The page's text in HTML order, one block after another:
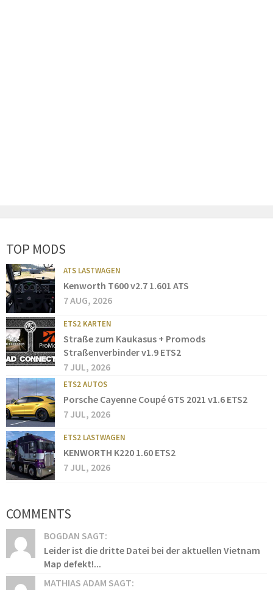
TOP MODS
ATS LASTWAGEN
Kenworth T600 v2.7 1.601 ATS
7 AUG, 2026
ETS2 KARTEN
Straße zum Kaukasus + Promods
Straßenverbinder v1.9 ETS2
7 JUL, 2026
ETS2 AUTOS
Porsche Cayenne Coupé GTS 2021 v1.6 ETS2
7 JUL, 2026
ETS2 LASTWAGEN
KENWORTH K220 1.60 ETS2
7 JUL, 2026
COMMENTS
BOGDAN SAGT:
Leider ist die dritte Datei bei der aktuellen Vietnam
Map defekt!...
MATHIAS ADAM SAGT: